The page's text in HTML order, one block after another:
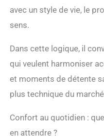
avec un style de vie, le
sens.
Dans cette logique, il
qui veulent harmoniser
et moments de détente
plus technique du
Confort au quotidien :
en attendre ?